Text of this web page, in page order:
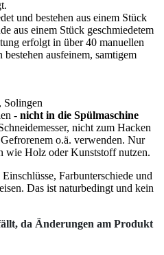
und bestehen aus einem Stück
aus einem Stück geschmiedetem
erfolgt in über 40 manuellen
ausfeinem, samtigem
Solingen
- nicht in die Spülmaschine
nicht zum Hacken
o.ä. verwenden. Nur
wie Holz oder Kunststoff nutzen.
Farbunterschiede und
Das ist naturbedingt und kein
da Änderungen am Produkt